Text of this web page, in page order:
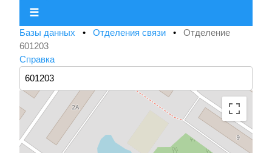
☰
Базы данных • Отделения связи • Отделение
601203
Справка